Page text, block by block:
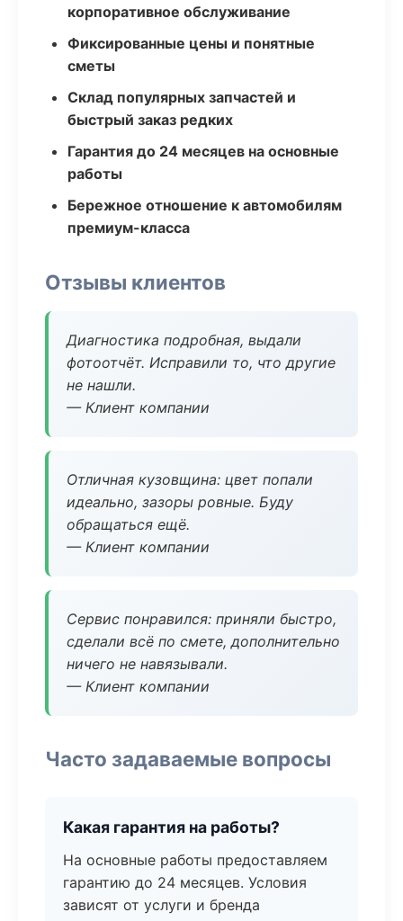
корпоративное обслуживание
Фиксированные цены и понятные
сметы
Склад популярных запчастей и
быстрый заказ редких
Гарантия до 24 месяцев на основные
работы
Бережное отношение к автомобилям
премиум-класса
Отзывы клиентов
Диагностика подробная, выдали
фотоотчёт. Исправили то, что другие
не нашли.
— Клиент компании
Отличная кузовщина: цвет попали
идеально, зазоры ровные. Буду
обращаться ещё.
— Клиент компании
Сервис понравился: приняли быстро,
сделали всё по смете, дополнительно
ничего не навязывали.
— Клиент компании
Часто задаваемые вопросы
Какая гарантия на работы?
На основные работы предоставляем
гарантию до 24 месяцев. Условия
зависят от услуги и бренда